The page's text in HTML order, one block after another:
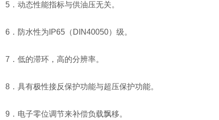
5．动态性能指标与供油压无关。
6．防水性为IP65（DIN40050）级。
7．低的滞环，高的分辨率。
8．具有极性接反保护功能与超压保护功能。
9．电子零位调节来补偿负载飘移。